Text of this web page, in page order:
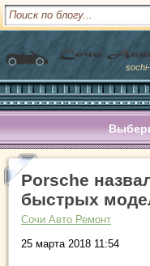
Porsche
быстрых
Сочи Авто Ремонт
25 марта 2018 11:54